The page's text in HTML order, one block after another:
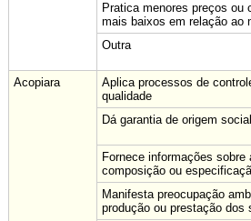
Pratica menores preços ou
mais baixos em relação ao
Outra
Acopiara
Aplica processos de
qualidade
Dá garantia de origem social
Fornece informações sobre
composição ou
Manifesta preocupação
produção ou prestação dos